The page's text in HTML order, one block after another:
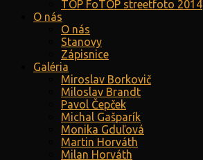
TOP FoTOP streetfoto 2014
O nás
O nás
Stanovy
Zápisnice
Galéria
Miroslav Borkovič
Miloslav Brandt
Pavol Čepček
Michal Gašparík
Monika Gduľová
Martin Horváth
Milan Horváth